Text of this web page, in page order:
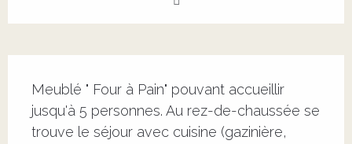
Meublé " Four à Pain" pouvant accueillir
jusqu'à 5 personnes. Au rez-de-chaussée se
trouve le séjour avec cuisine (gazinière,